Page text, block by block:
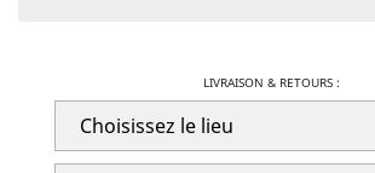
LIVRAISON & RETOURS :